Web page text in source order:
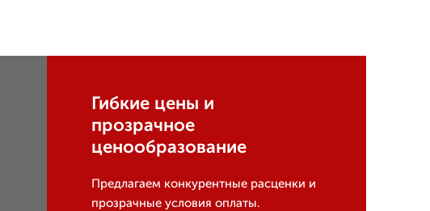
Гибкие цены и
прозрачное
ценообразование
Предлагаем конкурентные расценки и
прозрачные условия оплаты.